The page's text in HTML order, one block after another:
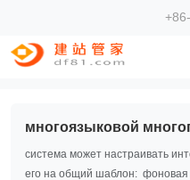
многоязыковой
система может настраивать
его на общий шаблон: фоновая